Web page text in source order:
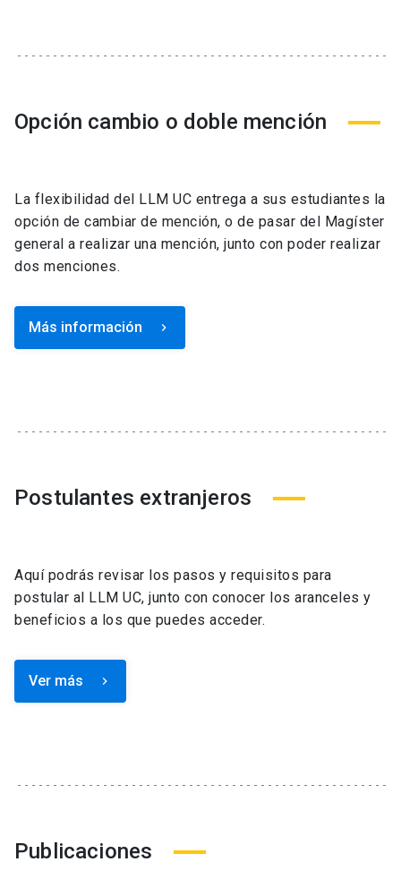
Opción cambio o doble mención
La flexibilidad del LLM UC entrega a sus estudiantes la
opción de cambiar de mención, o de pasar del Magíster
general a realizar una mención, junto con poder realizar
dos menciones.
Más información keyboard_arrow_right
Postulantes extranjeros
Aquí podrás revisar los pasos y requisitos para
postular al LLM UC, junto con conocer los aranceles y
beneficios a los que puedes acceder.
Ver más keyboard_arrow_right
Publicaciones